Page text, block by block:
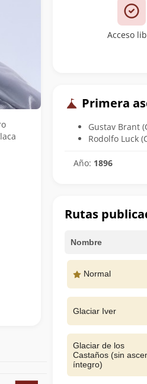
Acceso
Primera
Gustav Brant
Rodolfo Luck
Año: 1896
Rutas
Nombre
Normal
Glaciar Iver
Glaciar de los
Castaños (sin
íntegro)